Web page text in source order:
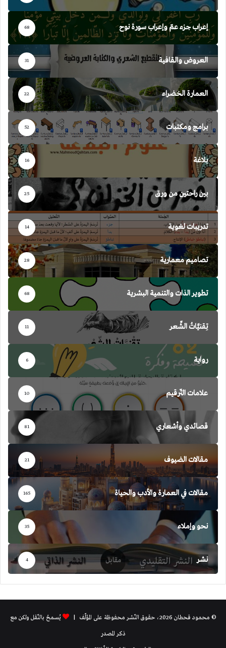
إعراب جزء عمّ وإعراب سورة نوح 68
العروض والقافية 31
العمارة الخضراء 22
برامج ومكتبات 52
بلاغة 16
بين راحتين من ورق 25
تدريبات لغوية 14
تصاميم معمارية 28
تطوير الذات والتنمية البشرية 68
تِقنيَّاتُ الشِّعر 11
رواية 6
علامات التّرقيم 10
قصائدي وأشعاري 81
مقالات الضيوف 21
مقالات في العمارة والأدب والحياة 165
نحو وإملاء 35
نشر 4
© محمود قحطان 2026، حقوق النّشر محفوظة على المؤلّف |
يُسمحُ بالنّقل ولكن مع
ذكر المصدر